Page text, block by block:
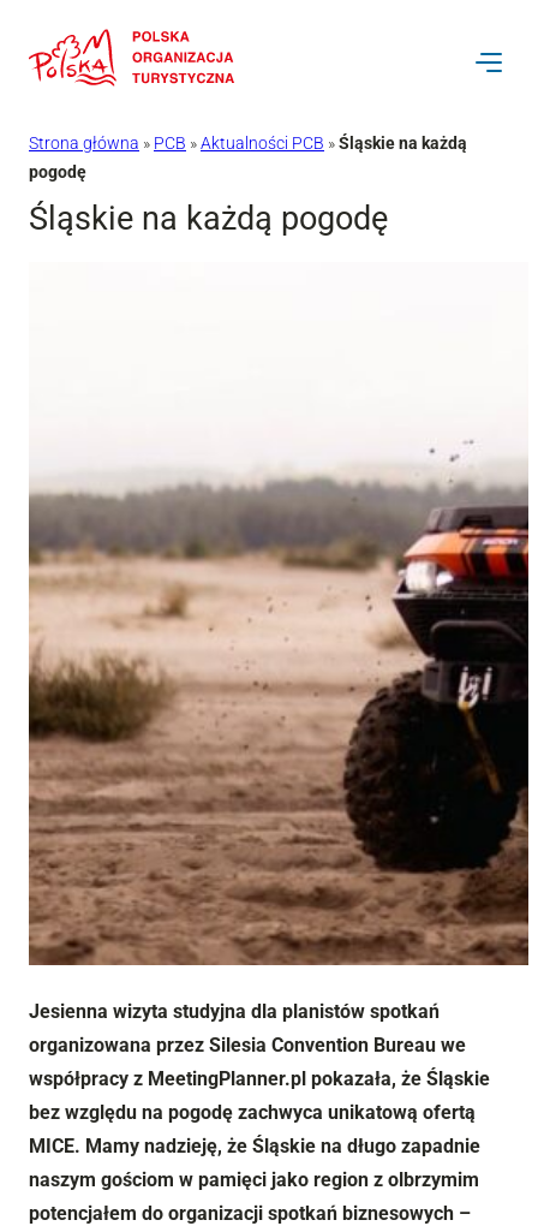
do
Strona główna » PCB »Aktualności PCB »Śląskie na każdą
pogodę
Śląskie na każdą pogodę
Jesienna wizyta studyjna dla planistów spotkań
organizowana przez Silesia Convention Bureau we
współpracy z MeetingPlanner.pl pokazała, że Śląskie
bez względu na pogodę zachwyca unikatową ofertą
MICE. Mamy nadzieję, że Śląskie na długo zapadnie
naszym gościom w pamięci jako region z olbrzymim
potencjałem do organizacji spotkań biznesowych –